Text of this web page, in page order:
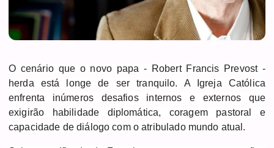
O cenário que o novo papa - Robert Francis Prevost -
herda está longe de ser tranquilo. A Igreja Católica
enfrenta inúmeros desafios internos e externos que
exigirão habilidade diplomática, coragem pastoral e
capacidade de diálogo com o atribulado mundo atual.